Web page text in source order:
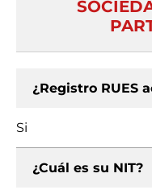
¿Registro RUES
Si
¿Cuál es su NIT?